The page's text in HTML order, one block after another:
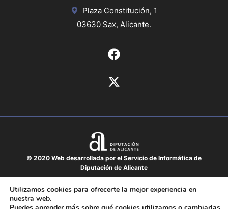
Plaza Constitución, 1
03630 Sax, Alicante.
© 2020 Web desarrollada por el Servicio de Informática de
Diputación de Alicante
Aviso legal
Utilizamos cookies para ofrecerte la mejor experiencia en
nuestra web.